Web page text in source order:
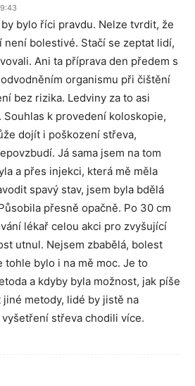
bylo říci pravdu. Nelze tvrdit, že
není bolestivé. Stačí se zeptat lidí,
Ani ta příprava den předem s
organismu při čištění
bez rizika. Ledviny za to asi
Souhlas k provedení koloskopie,
dojít i poškození střeva,
Já sama jsem na tom
a přes injekci, která mě měla
spavý stav, jsem byla bdělá
přesně opačně. Po 30 cm
lékař celou akci pro zvyšující
utnul. Nejsem zbabělá, bolest
tohle bylo i na mě moc. Je to
a kdyby byla možnost, jak píše
jiné metody, lidé by jistě na
střeva chodili více.